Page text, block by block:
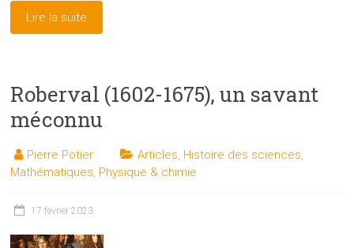
Lire la suite
Roberval (1602-1675), un savant
méconnu
Pierre Potier Articles, Histoire des sciences,
Mathématiques, Physique & chimie
17 février 2023